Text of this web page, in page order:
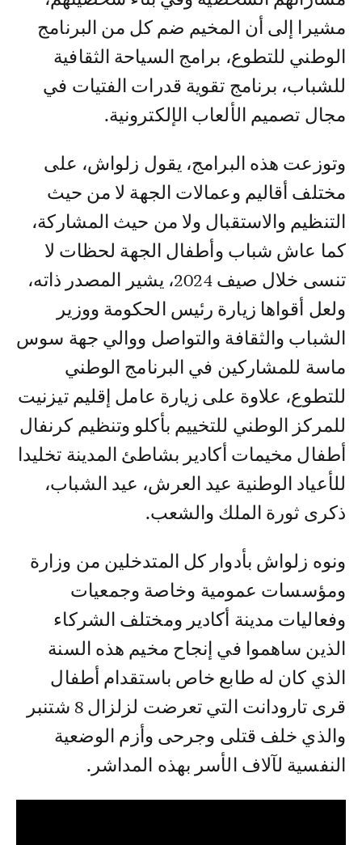
مشيرا إلى أن المخيم ضم كل من البرنامج
الوطني للتطوع، برامج السياحة الثقافية
للشباب، برنامج تقوية قدرات الفتيات في
مجال تصميم الألعاب الإلكترونية.
وتوزعت هذه البرامج، يقول زلواش، على
مختلف أقاليم وعمالات الجهة لا من حيث
التنظيم والاستقبال ولا من حيث المشاركة،
كما عاش شباب وأطفال الجهة لحظات لا
تنسى خلال صيف 2024، يشير المصدر ذاته،
ولعل أقواها زيارة رئيس الحكومة ووزير
الشباب والثقافة والتواصل ووالي جهة سوس
ماسة للمشاركين في البرنامج الوطني
للتطوع، علاوة على زيارة عامل إقليم تيزنيت
للمركز الوطني للتخييم بأكلو وتنظيم كرنفال
أطفال مخيمات أكادير بشاطئ المدينة تخليدا
للأعياد الوطنية عيد العرش، عيد الشباب،
ذكرى ثورة الملك والشعب.
ونوه زلواش بأدوار كل المتدخلين من وزارة
ومؤسسات عمومية وخاصة وجمعيات
وفعاليات مدينة أكادير ومختلف الشركاء
الذين ساهموا في إنجاح مخيم هذه السنة
الذي كان له طابع خاص باستقدام أطفال
قرى تارودانت التي تعرضت لزلزال 8 شتنبر
والذي خلف قتلى وجرحى وأزم الوضعية
النفسية لآلاف الأسر بهذه المداشر.